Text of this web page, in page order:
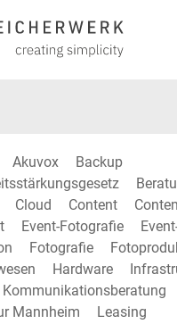
Akuvox
Backup
Cloud Content
Event-Fotografie
Fotografie
Hardware
Kommunikationsberatung
Mannheim
Leasing